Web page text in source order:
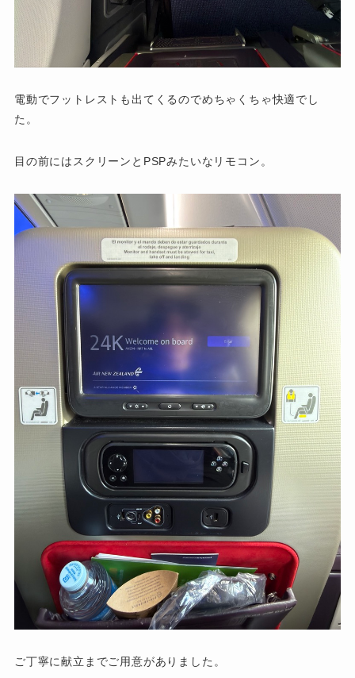
電動でフットレストも出てくるのでめちゃくちゃ快適でし
た。
目の前にはスクリーンとPSPみたいなリモコン。
ご丁寧に献立までご用意がありました。